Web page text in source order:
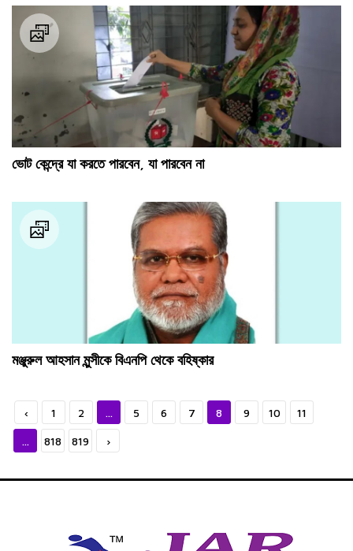
ভোট কেন্দ্রে যা করতে পারবেন, যা পারবেন না
মঞ্জুরুল আহসান মুন্সীকে বিএনপি থেকে বহিষ্কার
‹ 1 2 ... 5 6 7 8 9 10 11
... 818 819 ›